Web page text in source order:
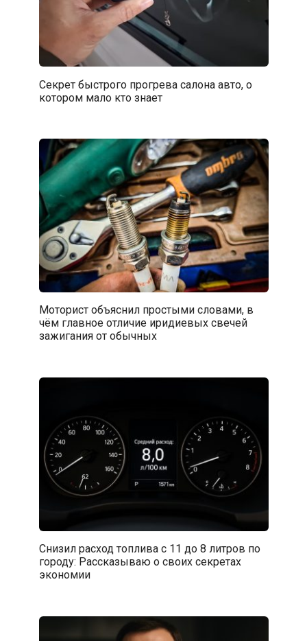
Секрет быстрого прогрева салона авто, о
котором мало кто знает
Моторист объяснил простыми словами, в
чём главное отличие иридиевых свечей
зажигания от обычных
Снизил расход топлива с 11 до 8 литров по
городу: Рассказываю о своих секретах
экономии